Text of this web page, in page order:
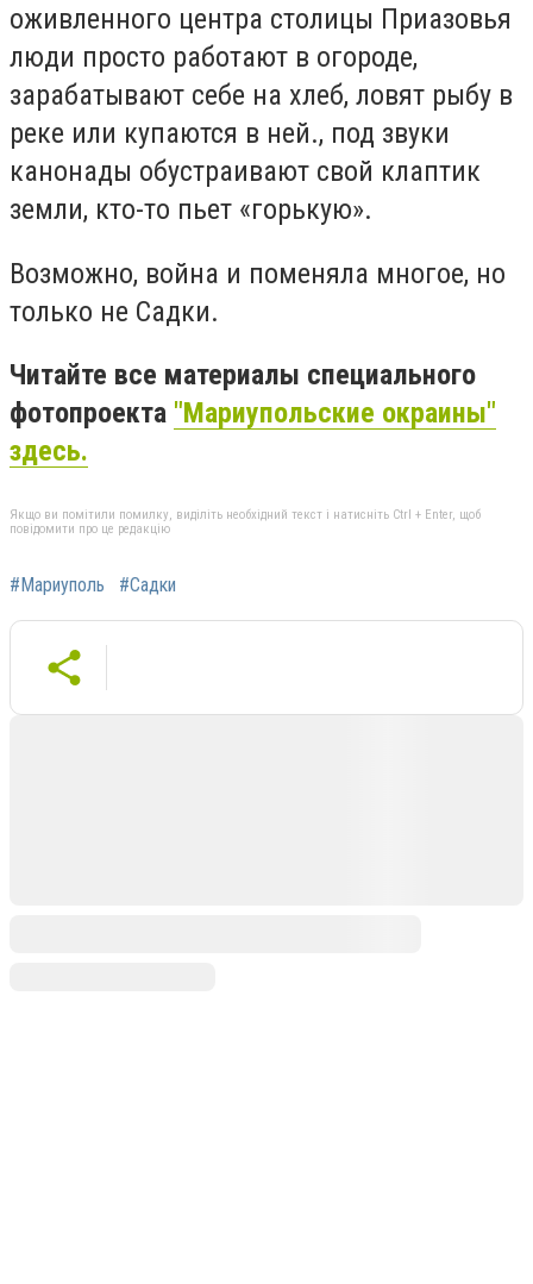
оживленного центра столицы Приазовья
люди просто работают в огороде,
зарабатывают себе на хлеб, ловят рыбу в
реке или купаются в ней., под звуки
канонады обустраивают свой клаптик
земли, кто-то пьет «горькую».
Возможно, война и поменяла многое, но
только не Садки.
Читайте все материалы специального
фотопроекта "Мариупольские окраины"
здесь.
Якщо ви помітили помилку, виділіть необхідний текст і натисніть Ctrl + Enter, щоб
повідомити про це редакцію
#Мариуполь #Садки